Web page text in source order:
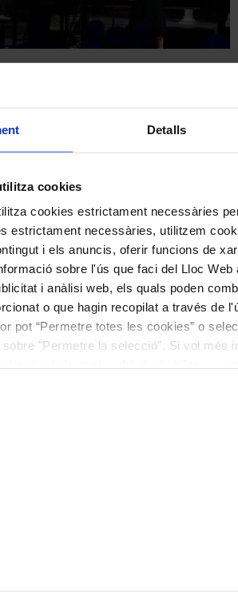
Detalls
cookies
cookies estrictament necessàries
estrictament necessàries, utilitzem
i els anuncis, oferir funcions de
sobre l'ús que faci del Lloc Web
i anàlisi web, els quals poden
o que hagin recopilat a través de
pot “Permetre totes les cookies” o
"Permetre la selecció". Si vol més
maternitat: el Festival de
una estrena de
amb text de Cristina
publicació
descomptes:
del Palau de la Música Catalana
cicles de concerts col·laboradors